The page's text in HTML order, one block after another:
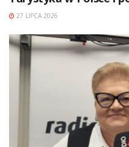
27 LIPCA 2026